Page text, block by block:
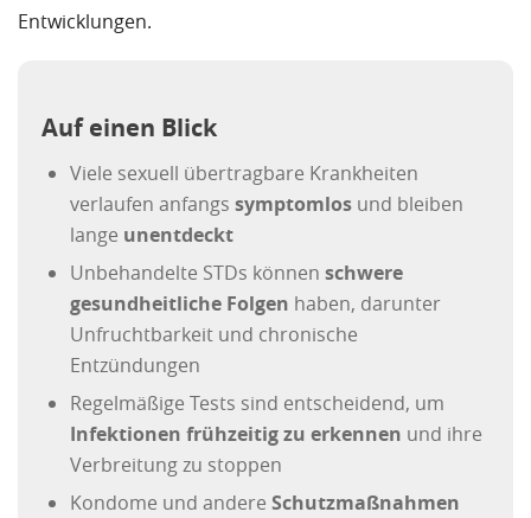
Entwicklungen.
Auf einen Blick
Viele sexuell übertragbare Krankheiten
verlaufen anfangs symptomlos und bleiben
lange unentdeckt
Unbehandelte STDs können schwere
gesundheitliche Folgen haben, darunter
Unfruchtbarkeit und chronische
Entzündungen
Regelmäßige Tests sind entscheidend, um
Infektionen frühzeitig zu erkennen und ihre
Verbreitung zu stoppen
Kondome und andere Schutzmaßnahmen